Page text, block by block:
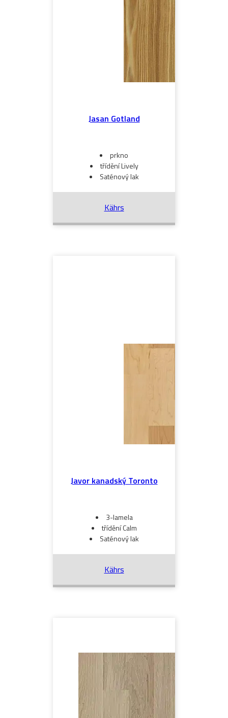
Jasan Gotland
prkno
třídění Lively
Saténový lak
Kährs
Javor kanadský Toronto
3-lamela
třídění Calm
Saténový lak
Kährs